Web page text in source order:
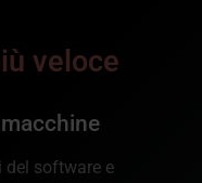
veloce
del software e